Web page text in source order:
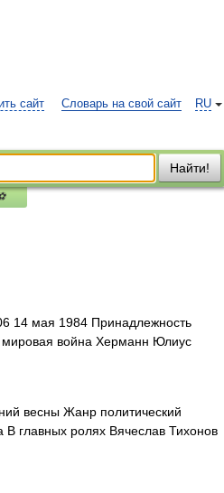
RU
сайт Словарь на свой сайт
Найти!
14 мая 1984 Принадлежность
война Херманн Юлиус
весны Жанр политический
главных ролях Вячеслав Тихонов